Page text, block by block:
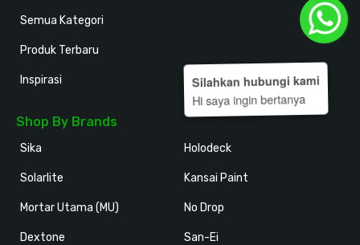
Semua Kategori
Produk Terbaru
Inspirasi
Shop By Brands
Sika
Solarlite
Mortar Utama (MU)
Dextone
Holodeck
Kansai Paint
No Drop
San-Ei
Silahkan hubungi kami
Hi saya ingin bertanya